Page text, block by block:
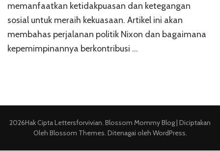
memanfaatkan ketidakpuasan dan ketegangan
sosial untuk meraih kekuasaan. Artikel ini akan
membahas perjalanan politik Nixon dan bagaimana
kepemimpinannya berkontribusi …
2026Hak CiptaLettersforvivian. Blossom Mommy Blog | Diciptakan
Oleh Blossom Themes. Ditenagai oleh WordPress.